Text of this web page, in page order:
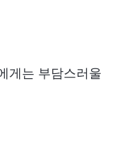
게는 부담스러울